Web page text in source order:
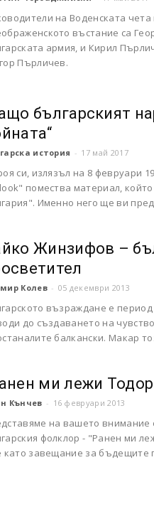
на Воденската
въстание са
армия, и Кирил
Пърличев.
българският
история - 17 май 2017
си, излязъл на 8 февруари
помества материал,
Именно него ще ви
Жинзифов –
Колев - 05 декември 2013
възраждане е
до създаването на
балкански. Макар
ми лежи
Кънчев - 16 февруари 2013
на вашето внимание
фолклор - "Ранен ми
като завещание за бъдещите